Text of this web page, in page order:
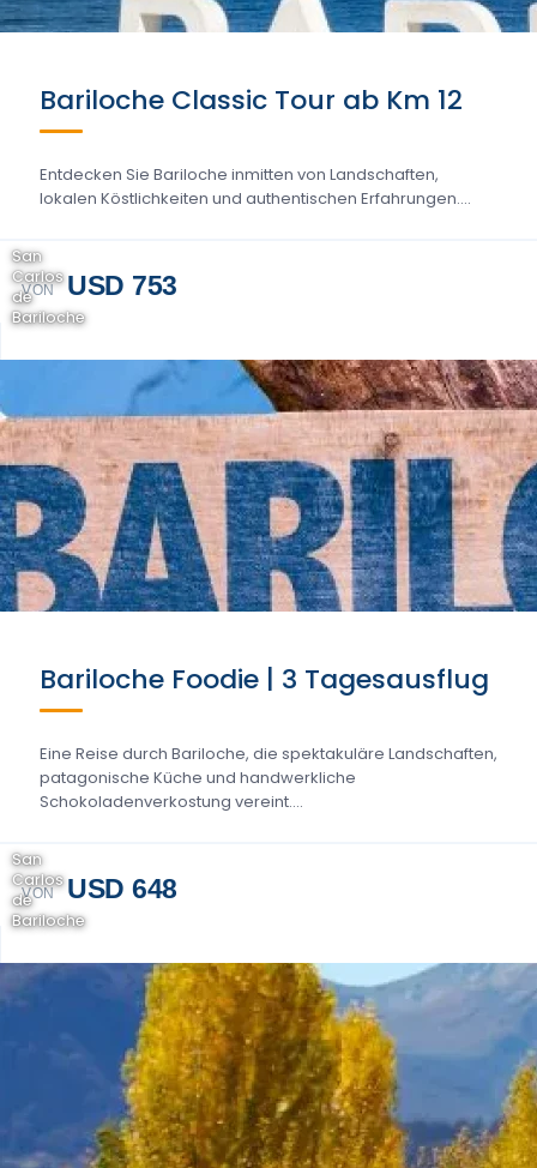
Bariloche Classic Tour ab Km 12
Entdecken Sie Bariloche inmitten von Landschaften,
lokalen Köstlichkeiten und authentischen Erfahrungen....
VON USD 753
San
Carlos
de
Bariloche
Bariloche Foodie | 3 Tagesausflug
Eine Reise durch Bariloche, die spektakuläre Landschaften,
patagonische Küche und handwerkliche
Schokoladenverkostung vereint....
VON USD 648
San
Carlos
de
Bariloche